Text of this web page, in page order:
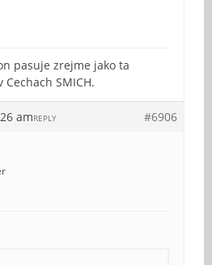
pasuje zrejme jako ta
SMICH.
am #6906
REPLY